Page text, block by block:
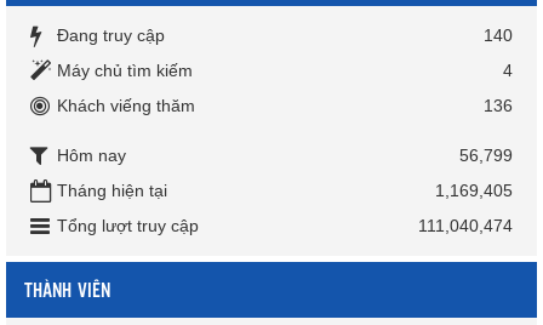
Đang truy cập
140
Máy chủ tìm kiếm
4
Khách viếng thăm
136
Hôm nay
56,799
Tháng hiện tại
1,169,405
Tổng lượt truy cập
111,040,474
THÀNH VIÊN